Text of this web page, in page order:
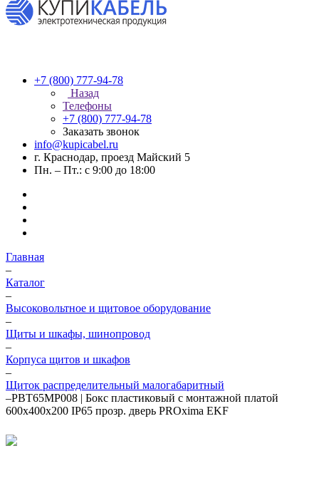
+7 (800) 777-94-78
Назад
Телефоны
+7 (800) 777-94-78
Заказать звонок
info@kupicabel.ru
г. Краснодар, проезд Майский 5
Пн. – Пт.: с 9:00 до 18:00
Главная
–
Каталог
–
Высоковольтное и щитовое оборудование
–
Щиты и шкафы, шинопровод
–
Корпуса щитов и шкафов
–
Щиток распределительный малогабаритный
–PBT65MP008 | Бокс пластиковый с монтажной платой
600х400х200 IP65 прозр. дверь PROxima EKF